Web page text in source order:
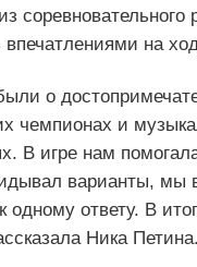
соревновательного
впечатлениями на
о
чемпионах и
В игре нам
варианты, мы
одному ответу. В
Ника Петина.